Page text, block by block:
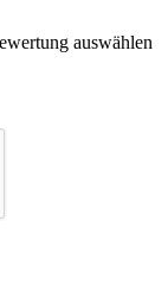
auswählen